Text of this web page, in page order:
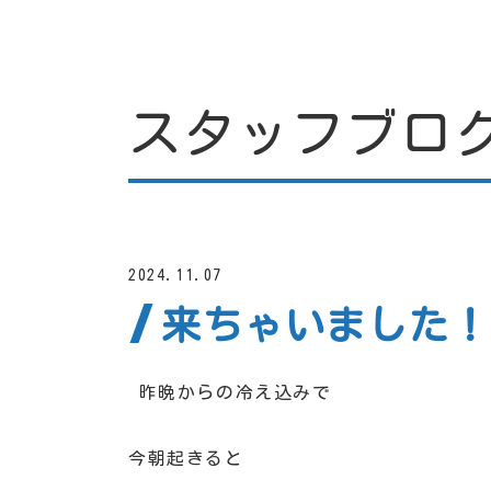
スタッフブロ
2024.11.07
来ちゃいました
昨晩からの冷え込みで
今朝起きると